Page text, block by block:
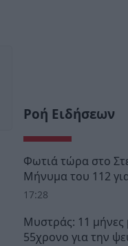
Ροή Ειδήσεων
Φωτιά τώρα στο
Μήνυμα του 112
17:28
Μυστράς: 11 μήνες
55χρονο για την